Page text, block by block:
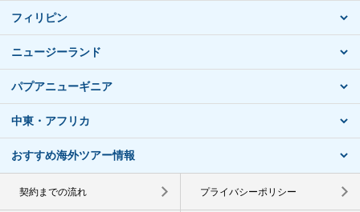
フィリピン
ニュージーランド
パプアニューギニア
中東・アフリカ
おすすめ海外ツアー情報
契約までの流れ プライバシーポリシー